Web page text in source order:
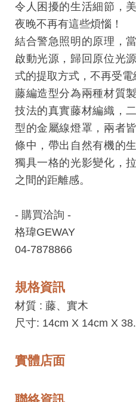
回
首
頁
網
站
導
覽
工
藝
中
藝
文
會
中
心
入
平
令人困擾的生活細節，
夜晚不再有這些煩惱！
結合警急照明的原理，
啟動光源，歸回原位光
式的提取方式，不再受電
藤編造型分為兩種材質
技法的真實藤材編織，
型的金屬線燈罩，兩者
條中，帶出自然有機的
獨具一格的光影變化，
之間的距離感。
- 購買洽詢 -
格瑋GEWAY
04-7878866
規格資訊
材質 : 藤、實木
尺寸: 14cm X 14cm X
實體店面
聯絡資訊